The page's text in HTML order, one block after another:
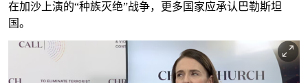
在加沙上演的“种族灭绝”战争，更多国家应承认巴勒斯坦
国。